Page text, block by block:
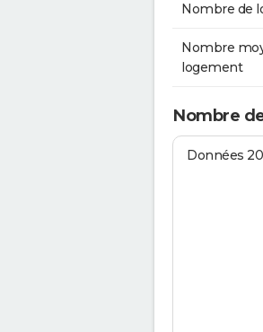
Nombre de
Nombre
logement
Nombre
Données